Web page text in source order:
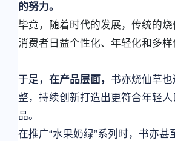
的努力。
毕竟，随着时代的发展，传统的
消费者日益个性化、年轻化和多样
于是， 在产品层面， 书亦烧仙草
整，持续创新打造出更符合年轻
品。
在推广“水果奶绿”系列时，书亦甚